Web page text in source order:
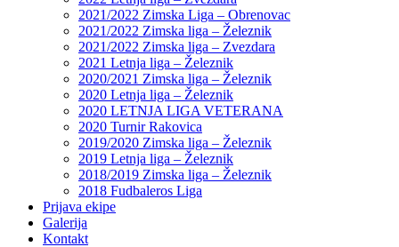
2021/2022 Zimska Liga – Obrenovac
2021/2022 Zimska liga – Železnik
2021/2022 Zimska liga – Zvezdara
2021 Letnja liga – Železnik
2020/2021 Zimska liga – Železnik
2020 Letnja liga – Železnik
2020 LETNJA LIGA VETERANA
2020 Turnir Rakovica
2019/2020 Zimska liga – Železnik
2019 Letnja liga – Železnik
2018/2019 Zimska liga – Železnik
2018 Fudbaleros Liga
Prijava ekipe
Galerija
Kontakt